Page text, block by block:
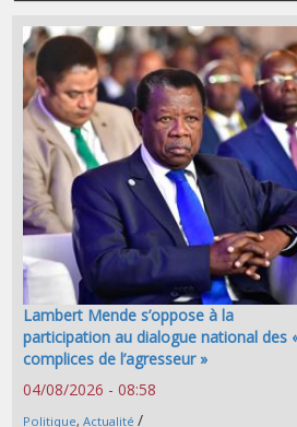
Lambert Mende s’oppose à la
participation au dialogue national des
complices de l’agresseur »
04/08/2026 - 08:58
Politique, Actualité /